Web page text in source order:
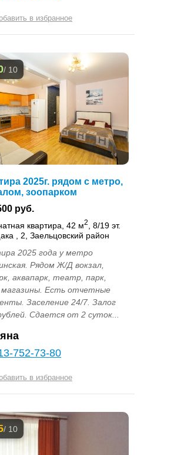
в избранное
/ 10
2025г. рядом с метро,
зоопарком
руб.
квартира, 42 м2
, 8/19 эт.
, 2, Заельцовский район
2025 года у метро
Рядом Ж/Д вокзал,
аквапарк, театр, парк,
Есть отчетные
Заселение 24/7. Залог
Сдается от 2 суток...
752-73-80
в избранное
/ 10